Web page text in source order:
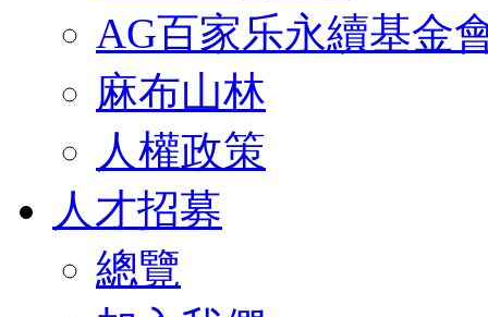
AG百家乐永續基金
麻布山林
人權政策
人才招募
總覽